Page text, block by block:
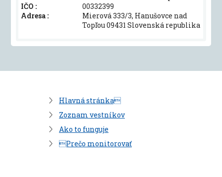
IČO :
00332399
Adresa :
Mierová 333/3, Hanušovce nad
Topľou 09431 Slovenská republika
Hlavná stránka
Zoznam vestníkov
Ako to funguje
Prečo monitorovať